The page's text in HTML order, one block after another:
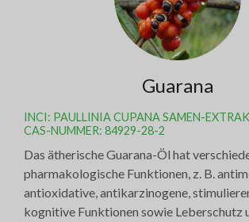
Guarana
INCI: PAULLINIA CUPANA SAMEN-
CAS-NUMMER: 84929-28-2
Das ätherische Guarana-Öl hat
pharmakologische Funktionen, z. B.
antioxidative, antikarzinogene,
kognitive Funktionen sowie Leberschutz